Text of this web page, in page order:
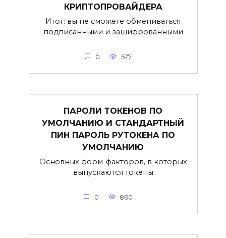
КРИПТОПРОВАЙДЕРА
Итог: вы не сможете обмениваться
подписанными и зашифрованными
0 577
ПАРОЛИ ТОКЕНОВ ПО
УМОЛЧАНИЮ И СТАНДАРТНЫЙ
ПИН ПАРОЛЬ РУТОКЕНА ПО
УМОЛЧАНИЮ
Основных форм-факторов, в которых
выпускаются токены
0 860